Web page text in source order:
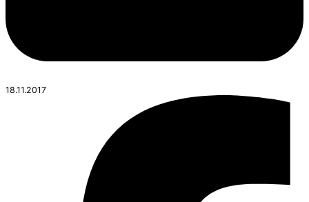
18.11.2017